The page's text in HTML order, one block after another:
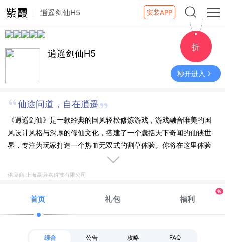
逍遥剑仙H5 安装APP
逍遥剑仙H5
折
秒开进入
仙途问道，自在逍遥
《逍遥剑仙》是一款经典的国风轻松修炼游戏，游戏融合唯美的国
风设计风格与深厚的修仙文化，搭建了一个囊括天下奇闻的仙侠世
界，专注为玩家打造一个热血无双式的割草体验。你将在这里体验
到百般法术的魅力，感受灵兽相伴的热血战斗；通过收集和培养独
供应商:上海赢谦嘉科技有限公司
首页 礼包 福利
折
综合 公告 攻略 FAQ